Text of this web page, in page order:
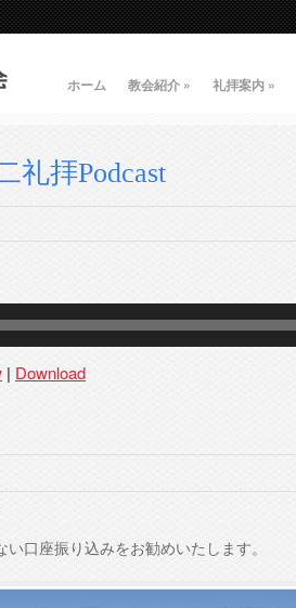
ホーム 教会紹介 » 礼拝案内 »
礼拝Podcast
| Download
口座振り込みをお勧めいたします。